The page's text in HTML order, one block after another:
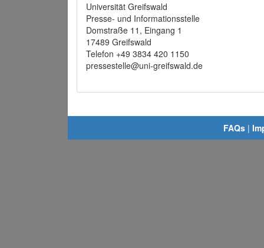
Universität Greifswald
Presse- und Informationsstelle
Domstraße 11, Eingang 1
17489 Greifswald
Telefon +49 3834 420 1150
pressestelle@uni-greifswald.de
FAQs |